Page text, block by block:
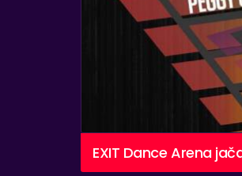
EXIT Dance Arena